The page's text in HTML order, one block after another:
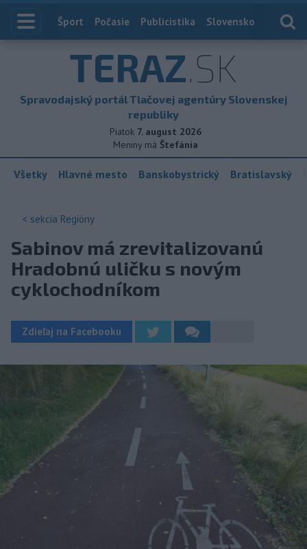
Index
Šport Počasie Publicistika Slovensko
TERAZ.SK
Spravodajský portál Tlačovej agentúry Slovenskej
republiky
Piatok 7. august 2026
Meniny má Štefánia
Všetky Hlavné mesto Banskobystrický Bratislavský
< sekcia Regióny
Sabinov má zrevitalizovanú
Hradobnú uličku s novým
cyklochodníkom
Zdieľaj na Facebooku